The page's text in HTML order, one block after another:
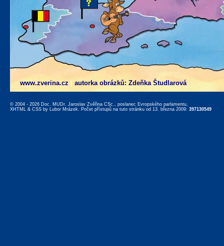
www.zverina.cz autorka obrázků: Zdeňka Študlarová
© 2004 - 2026 Doc. MUDr. Jaroslav Zvěřina CSc., poslanec Evropského parlamentu,
XHTML & CSS by Lubor Mrázek. Počet přístupů na tuto stránku od 13. března 2009: 397130549